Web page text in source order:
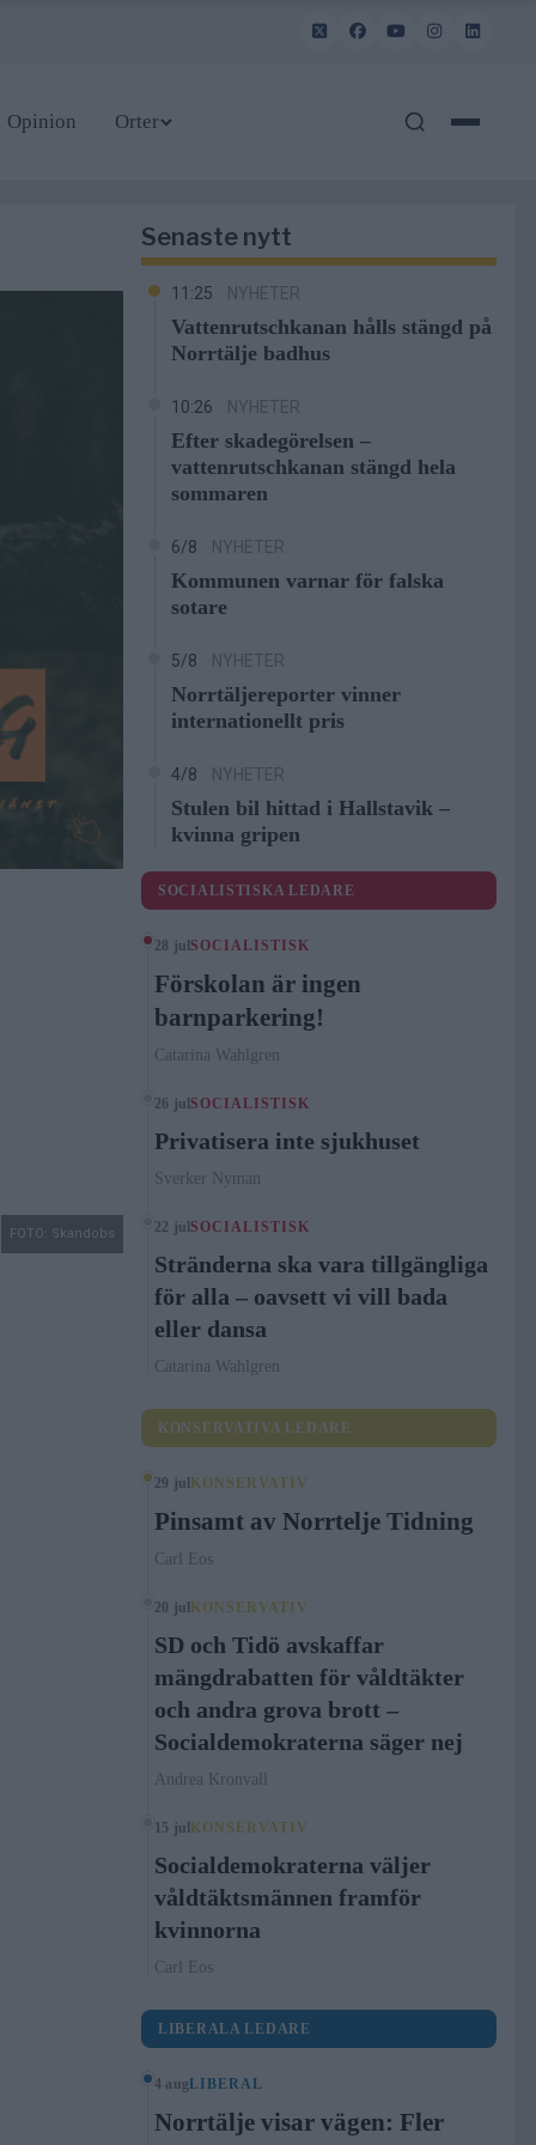
Opinion Orter
FOTO: Skandobs
Senaste nytt
11:25 NYHETER
Vattenrutschkanan hålls stängd på
Norrtälje badhus
10:26 NYHETER
Efter skadegörelsen –
vattenrutschkanan stängd hela
sommaren
6/8 NYHETER
Kommunen varnar för falska
sotare
5/8 NYHETER
Norrtäljereporter vinner
internationellt pris
4/8 NYHETER
Stulen bil hittad i Hallstavik –
kvinna gripen
SOCIALISTISKA LEDARE
28 jul SOCIALISTISK
Förskolan är ingen
barnparkering!
Catarina Wahlgren
26 jul SOCIALISTISK
Privatisera inte sjukhuset
Sverker Nyman
22 jul SOCIALISTISK
Stränderna ska vara tillgängliga
för alla – oavsett vi vill bada
eller dansa
Catarina Wahlgren
KONSERVATIVA LEDARE
29 jul KONSERVATIV
Pinsamt av Norrtelje Tidning
Carl Eos
20 jul KONSERVATIV
SD och Tidö avskaffar
mängdrabatten för våldtäkter
och andra grova brott –
Socialdemokraterna säger nej
Andrea Kronvall
15 jul KONSERVATIV
Socialdemokraterna väljer
våldtäktsmännen framför
kvinnorna
Carl Eos
LIBERALA LEDARE
4 augLIBERAL
Norrtälje visar vägen: Fler